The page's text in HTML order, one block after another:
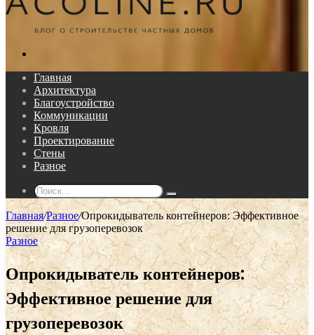
Главная
Архитектура
Благоустройство
Коммуникации
Кровля
Проектирование
Стены
Разное
Поиск...
Главная/Разное/Опрокидыватель контейнеров: Эффективное
решение для грузоперевозок
Разное
Опрокидыватель контейнеров:
Эффективное решение для
грузоперевозок